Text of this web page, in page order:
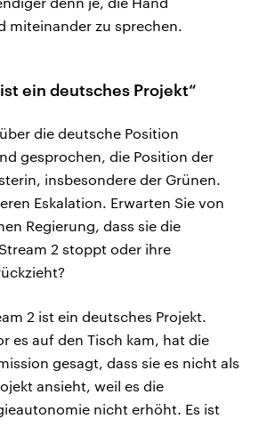
miteinander zu sprechen.
ein deutsches Projekt“
die deutsche Position
gesprochen, die Position der
insbesondere der Grünen.
Eskalation. Erwarten Sie von
Regierung, dass sie die
2 stoppt oder ihre
2 ist ein deutsches Projekt.
es auf den Tisch kam, hat die
gesagt, dass sie es nicht als
ansieht, weil es die
nicht erhöht. Es ist